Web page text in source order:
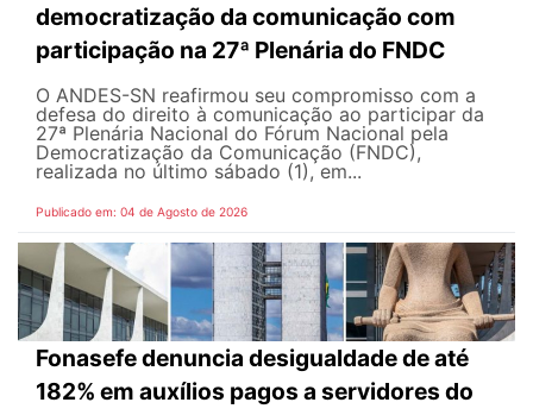
democratização da comunicação com
participação na 27ª Plenária do FNDC
O ANDES-SN reafirmou seu compromisso com a
defesa do direito à comunicação ao participar da
27ª Plenária Nacional do Fórum Nacional pela
Democratização da Comunicação (FNDC),
realizada no último sábado (1), em...
Publicado em: 04 de Agosto de 2026
Fonasefe denuncia desigualdade de até
182% em auxílios pagos a servidores do